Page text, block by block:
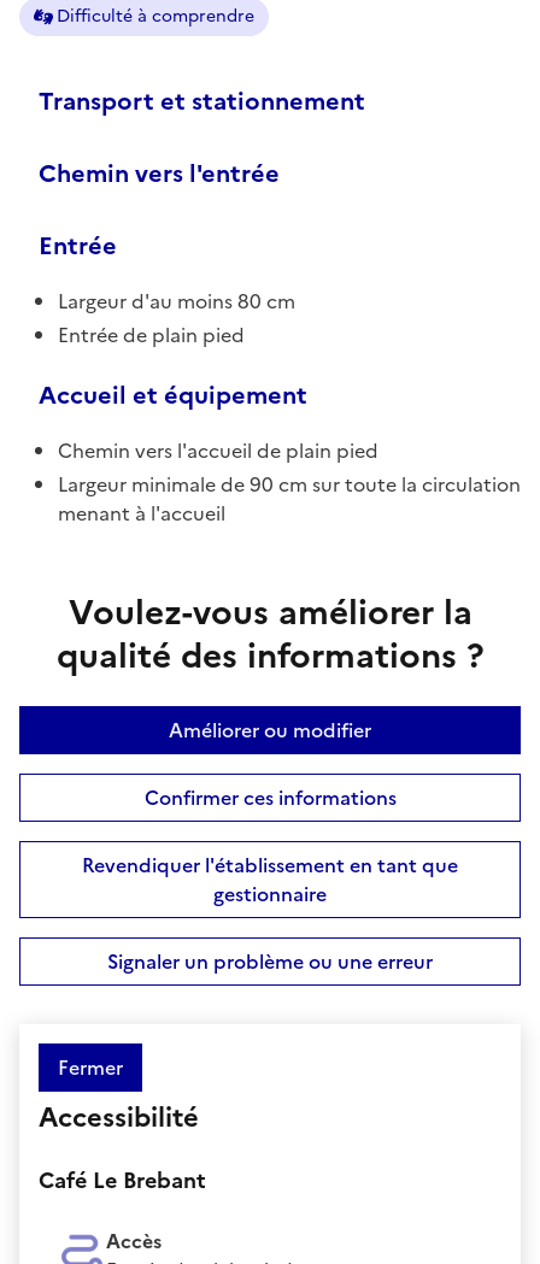
Difficulté à comprendre
Transport et stationnement
Chemin vers l'entrée
Entrée
Largeur d'au moins 80 cm
Entrée de plain pied
Accueil et équipement
Chemin vers l'accueil de plain pied
Largeur minimale de 90 cm sur toute la circulation
menant à l'accueil
Voulez-vous améliorer la
qualité des informations ?
Améliorer ou modifier
Confirmer ces informations
Revendiquer l'établissement en tant que
gestionnaire
Signaler un problème ou une erreur
Fermer
Accessibilité
Café Le Brebant
Accès